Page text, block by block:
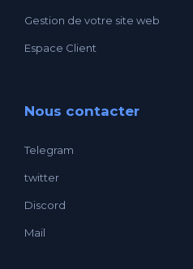
Gestion de votre site web
Espace Client
Nous contacter
Telegram
twitter
Discord
Mail